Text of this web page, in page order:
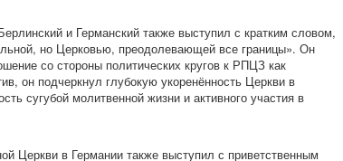
и Германский также выступил с кратким словом,
но Церковью, преодолевающей все границы». Он
со стороны политических кругов к РПЦЗ как
он подчеркнул глубокую укоренённость Церкви в
сугубой молитвенной жизни и активного участия в
Церкви в Германии также выступил с приветственным